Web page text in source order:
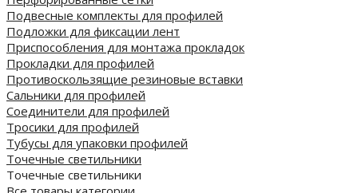
Подвесные комплекты для профилей
Подложки для фиксации лент
Приспособления для монтажа прокладок
Прокладки для профилей
Противоскользящие резиновые вставки
Сальники для профилей
Соединители для профилей
Тросики для профилей
Тубусы для упаковки профилей
Точечные светильники
Точечные светильники